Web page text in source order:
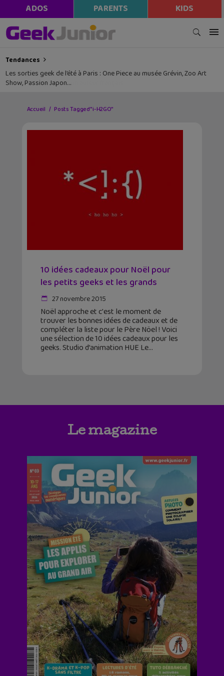
ADOS PARENTS KIDS
Tendances
Les sorties geek de l’été à Paris : One Piece au musée Grévin, Zoo Art
Show, Passion Japon…
Accueil Posts Tagged "i-H2GO"
10 idées cadeaux pour Noël pour
les petits geeks et les grands
27 novembre 2015
Noël approche et c'est le moment de
trouver les bonnes idées de cadeaux et de
compléter la liste pour le Père Nöel ! Voici
une sélection de 10 idées cadeaux pour les
geeks. Studio d’animation HUE Le
Le magazine